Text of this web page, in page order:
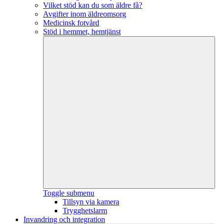
Vilket stöd kan du som äldre få?
Avgifter inom äldreomsorg
Medicinsk fotvård
Stöd i hemmet, hemtjänst
Toggle submenu
Tillsyn via kamera
Trygghetslarm
Invandring och integration